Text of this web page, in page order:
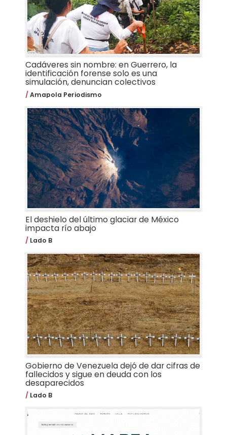
Cadáveres sin nombre: en Guerrero, la
identificación forense solo es una
simulación, denuncian colectivos
Amapola Periodismo
El deshielo del último glaciar de México
impacta río abajo
Lado B
Gobierno de Venezuela dejó de dar cifras de
fallecidos y sigue en deuda con los
desaparecidos
Lado B